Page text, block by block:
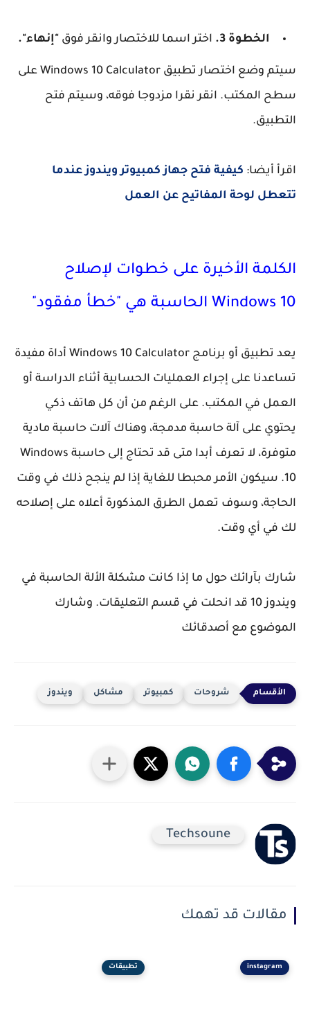
الخطوة 3. اختر اسما للاختصار وانقر فوق "إنهاء".
سيتم وضع اختصار تطبيق Windows 10 Calculator على
سطح المكتب. انقر نقرا مزدوجا فوقه، وسيتم فتح
التطبيق.
اقرأ أيضا: كيفية فتح جهاز كمبيوتر ويندوز عندما
تتعطل لوحة المفاتيح عن العمل
الكلمة الأخيرة على خطوات لإصلاح
Windows 10 الحاسبة هي "خطأ مفقود"
يعد تطبيق أو برنامج Windows 10 Calculator أداة مفيدة
تساعدنا على إجراء العمليات الحسابية أثناء الدراسة أو
العمل في المكتب. على الرغم من أن كل هاتف ذكي
يحتوي على آلة حاسبة مدمجة، وهناك آلات حاسبة مادية
متوفرة، لا تعرف أبدا متى قد تحتاج إلى حاسبة Windows
10. سيكون الأمر محبطا للغاية إذا لم ينجح ذلك في وقت
الحاجة، وسوف تعمل الطرق المذكورة أعلاه على إصلاحه
لك في أي وقت.
شارك بآرائك حول ما إذا كانت مشكلة الألة الحاسبة في
ويندوز 10 قد انحلت في قسم التعليقات. وشارك
الموضوع مع أصدقائك
شروحات كمبيوتر مشاكل ويندوز
Techsoune
مقالات قد تهمك
instagram تطبيقات